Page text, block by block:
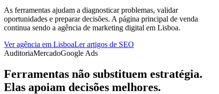
As ferramentas ajudam a diagnosticar problemas, validar
oportunidades e preparar decisões. A página principal de venda
continua sendo a agência de marketing digital em Lisboa.
Ver agência em LisboaLer artigos de SEO
AuditoriaMercadoGoogle Ads
Ferramentas não substituem estratégia.
Elas apoiam decisões melhores.